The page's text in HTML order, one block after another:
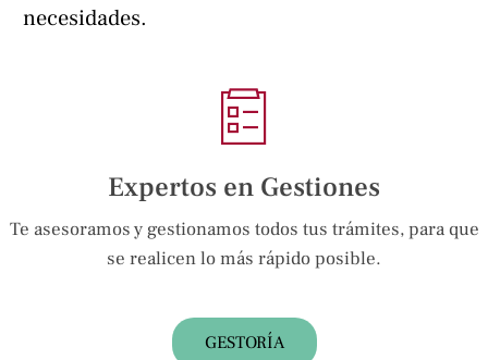
necesidades.
Expertos en Gestiones
Te asesoramos y gestionamos todos tus trámites, para que
se realicen lo más rápido posible.
GESTORÍA